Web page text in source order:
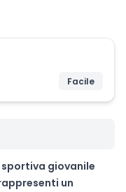
Facile
giovanile
un